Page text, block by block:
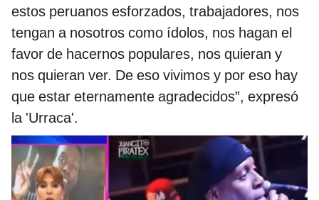
estos peruanos esforzados, trabajadores, nos
tengan a nosotros como ídolos, nos hagan el
favor de hacernos populares, nos quieran y
nos quieran ver. De eso vivimos y por eso hay
que estar eternamente agradecidos”, expresó
la 'Urraca'.